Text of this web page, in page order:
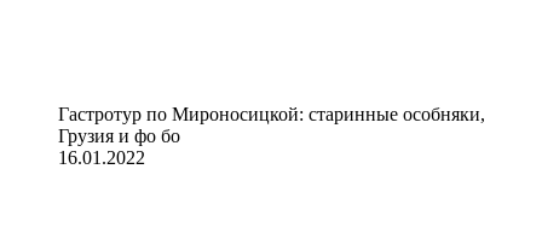
Гастротур по Мироносицкой: старинные особняки,
Грузия и фо бо
16.01.2022